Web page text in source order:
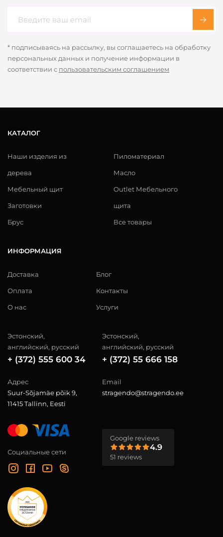
* подписываясь на рассылку, вы соглашаетесь на обработку
персональных данных и получение информации в
соответствии с пользовательским соглашением
КАТАЛОГ
Наши изделия из
дерева
Мебельный щит
Заготовки
Брус
Пиломатериал
Масло
Outlet Мебельного
щита
Все товары
ИНФОРМАЦИЯ
Доставка
Оплата
О нас
Блог
Контакты
Услуги
Эстонский,
английский, русский
+ (372) 555 600 34
Эстонский,
английский, русский
+ (372) 55 666 158
Адрес
Suur-Sõjamäe põik 9,
11415 Tallinn, Eesti
Email
stragendo@stragendo.ee
Социальные сети
Google reviews
4.9
51 reviews